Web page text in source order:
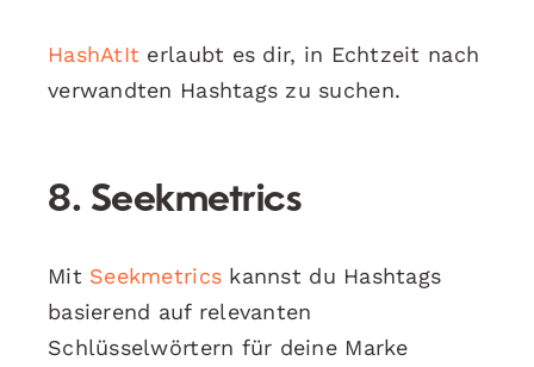
HashAtIt erlaubt es dir, in Echtzeit nach
verwandten Hashtags zu suchen.
8. Seekmetrics
Mit Seekmetrics kannst du Hashtags
basierend auf relevanten
Schlüsselwörtern für deine Marke